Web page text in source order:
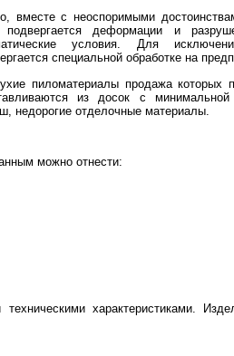
вместе с неоспоримыми
деформации и
условия. Для
специальной обработке на
пиломатериалы продажа которых
из досок с
недорогие отделочные материалы.
можно отнести:
характеристиками.